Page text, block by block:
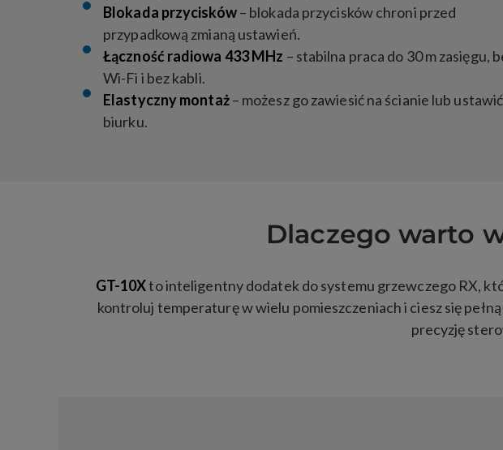
Blokada przycisków– blokada przycisków chroni przed
przypadkową zmianą ustawień.
Łączność radiowa 433 MHz – stabilna praca do 30 m zasięgu,
Wi-Fi i bez kabli.
Elastyczny montaż– możesz go zawiesić na ścianie lub
biurku.
Dlaczego warto
GT-10Xto inteligentny dodatek do systemu grzewczego RX,
kontroluj temperaturę w wielu pomieszczeniach i ciesz się
precyzję